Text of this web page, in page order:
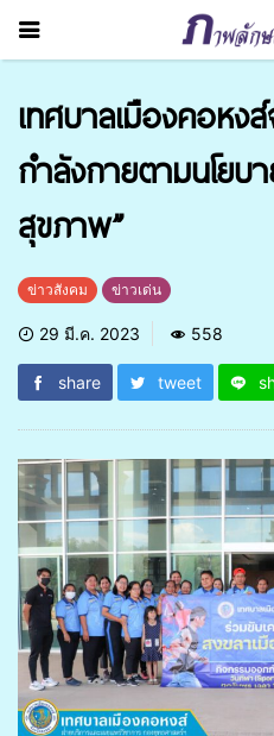
เทศบาลเมืองคอห
กำลังกายตามนโยบ
สุขภาพ”
ข่าวสังคม ข่าวเด่น
29 มี.ค. 2023 558
share tweet